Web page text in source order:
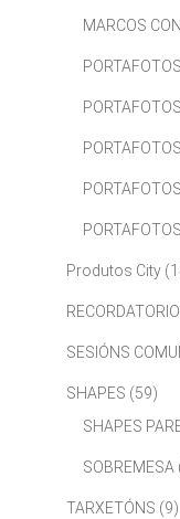
MARCOS
Produtos City
SESIÓNS
SHAPES (59)
SHAPES
SOBREMESA
TARXETÓNS (9)